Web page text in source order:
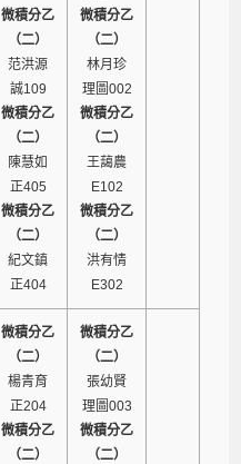
微積分乙
（二）
范洪源
誠109
微積分乙
（二）
陳慧如
正405
微積分乙
（二）
紀文鎮
正404
微積分乙
（二）
林月珍
理圖002
微積分乙
（二）
王藹農
E102
微積分乙
（二）
洪有情
E302
微積分乙
（二）
楊青育
正204
微積分乙
（二）
微積分乙
（二）
張幼賢
理圖003
微積分乙
（二）